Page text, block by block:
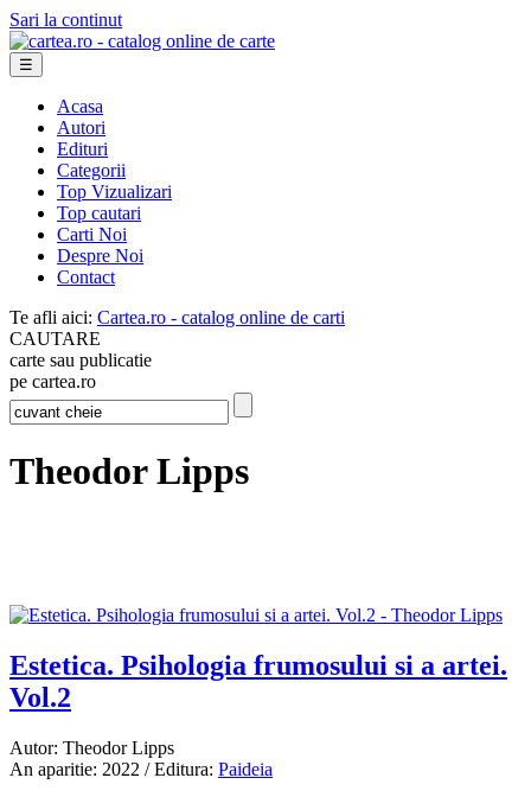
Sari la continut
☰
Acasa
Autori
Edituri
Categorii
Top Vizualizari
Top cautari
Carti Noi
Despre Noi
Contact
Te afli aici: Cartea.ro - catalog online de carti
CAUTARE
carte sau publicatie
pe cartea.ro
Theodor Lipps
Estetica. Psihologia frumosului si a artei.
Vol.2
Autor: Theodor Lipps
An aparitie: 2022 / Editura: Paideia